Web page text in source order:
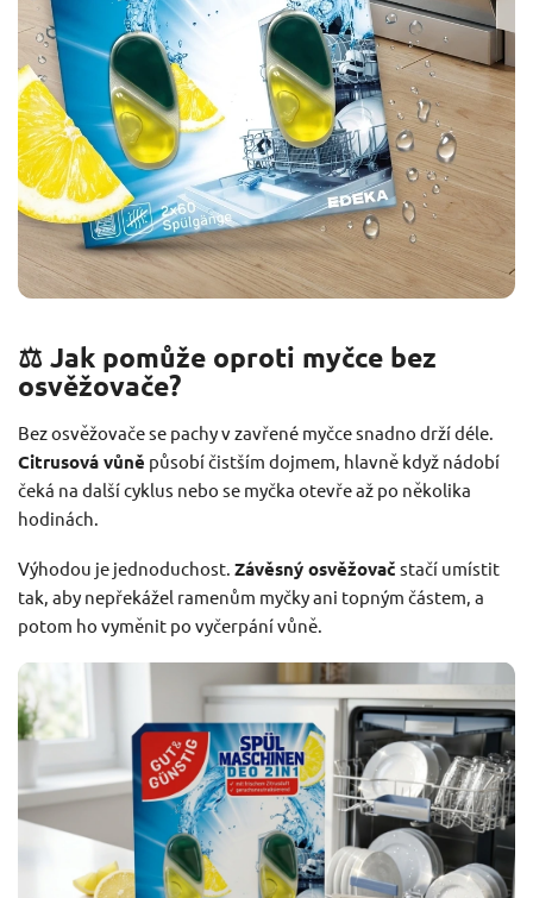
⚖️ Jak pomůže oproti myčce bez
osvěžovače?
Bez osvěžovače se pachy v zavřené myčce snadno drží déle.
Citrusová vůně působí čistším dojmem, hlavně když nádobí
čeká na další cyklus nebo se myčka otevře až po několika
hodinách.
Výhodou je jednoduchost. Závěsný osvěžovač stačí umístit
tak, aby nepřekážel ramenům myčky ani topným částem, a
potom ho vyměnit po vyčerpání vůně.